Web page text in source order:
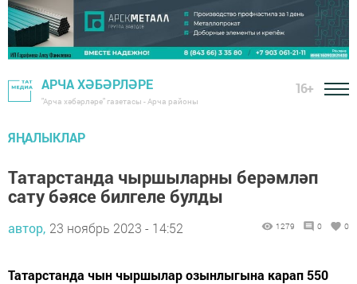
АРЧА ХӘБӘРЛӘРЕ
"Арча хәбәрләре" газетасы - Арча районы
16+
ЯҢАЛЫКЛАР
Татарстанда чыршыларны берәмләп
сату бәясе билгеле булды
автор, 23 ноябрь 2023 - 14:52 1279 0 0
Татарстанда чын чыршылар озынлыгына карап 550